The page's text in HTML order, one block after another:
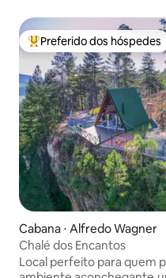
Entre os melhores
Preferido dos hóspedes
Cabana ⋅ Alfredo Wagner
Chalé dos Encantos
Local perfeito para quem